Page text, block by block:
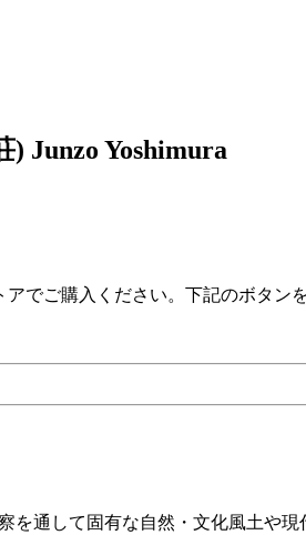
) Junzo Yoshimura
でご購入ください。下記のボタン
を通して固有な自然・文化風土や